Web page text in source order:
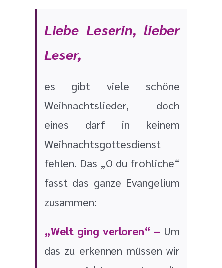
Liebe Leserin, lieber
Leser,
es gibt viele schöne
Weihnachtslieder, doch
eines darf in keinem
Weihnachtsgottesdienst
fehlen. Das „O du fröhliche“
fasst das ganze Evangelium
zusammen:
„Welt ging verloren“ – Um
das zu erkennen müssen wir